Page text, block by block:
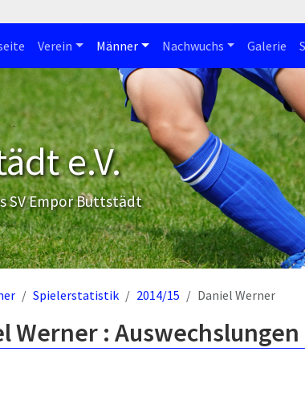
Verein Männer Nachwuchs Galerie
e.V.
SV Empor Buttstädt
Spielerstatistik 2014/15 Daniel Werner
Werner :